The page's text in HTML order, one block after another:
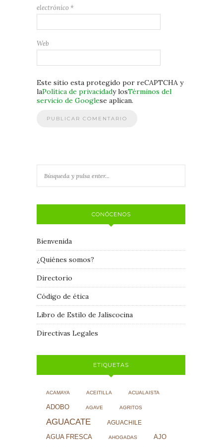
electrónico *
Web
Este sitio esta protegido por reCAPTCHA y
laPolítica de privacidady losTérminos del
servicio de Googlese aplican.
CONÓCENOS
Bienvenida
¿Quiénes somos?
Directorio
Código de ética
Libro de Estilo de Jaliscocina
Directivas Legales
ETIQUETAS
ACAMAYA ACEITILLA ACUALAISTA
ADOBO AGAVE AGRITOS
AGUACATE AGUACHILE
AGUA FRESCA AHOGADAS AJO